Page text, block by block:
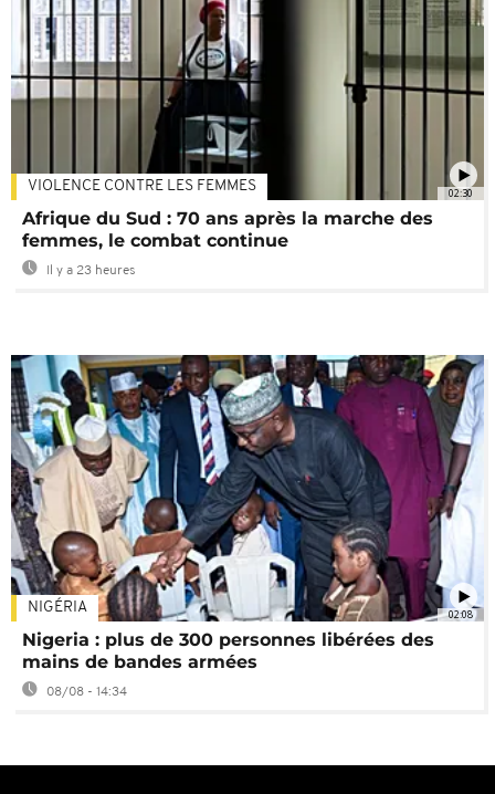
02:30
VIOLENCE CONTRE LES FEMMES
Afrique du Sud : 70 ans après la marche des
femmes, le combat continue
Il y a 23 heures
02:08
NIGÉRIA
Nigeria : plus de 300 personnes libérées des
mains de bandes armées
08/08 - 14:34